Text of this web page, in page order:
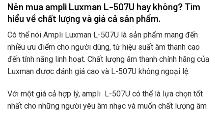
Nên mua ampli Luxman L-507U hay không? Tìm
hiểu về chất lượng và giá cả sản phẩm.
Có thể nói Ampli Luxman L-507U là sản phẩm mang đến
nhiều ưu điểm cho người dùng, từ hiệu suất âm thanh cao
đến tính năng linh hoạt. Chất lượng âm thanh chính hãng của
Luxman được đánh giá cao và L-507U không ngoại lệ.
Với một giá cả hợp lý, ampli L-507U có thể là lựa chọn tốt
nhất cho những người yêu âm nhạc và muốn chất lượng âm